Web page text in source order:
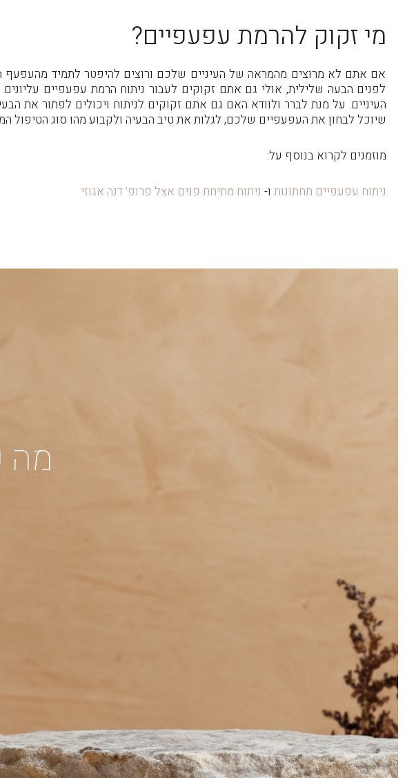
מי זקוק להרמת עפעפיים?
אם אתם לא מרוצים מהמראה של העיניים שלכם ורוצים להיפטר לתמיד
לפנים הבעה שלילית, אולי גם אתם זקוקים לעבור ניתוח הרמת עפעפיים
העיניים. על מנת לברר ולוודא האם גם אתם זקוקים לניתוח ויכולים לפתור את
שיוכל לבחון את העפעפיים שלכם, לגלות את טיב הבעיה ולקבוע מהו סוג הטיפול
מוזמנים לקרוא בנוסף על:
ניתוח עפעפיים תחתונות ו- ניתוח מתיחת פנים אצל פרופ’ דנה אגוזי
מה